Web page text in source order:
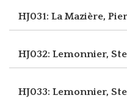
HJ031: La Mazière,
HJ032: Lemonnier,
HJ033: Lemonnier,